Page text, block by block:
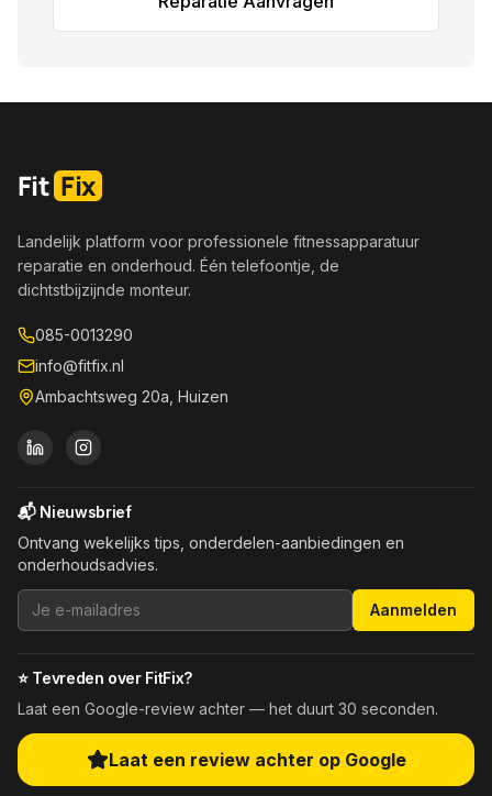
Fit Fix
Landelijk platform voor professionele fitnessapparatuur
reparatie en onderhoud. Één telefoontje, de
dichtstbijzijnde monteur.
085-0013290
info@fitfix.nl
Ambachtsweg 20a, Huizen
📬 Nieuwsbrief
Ontvang wekelijks tips, onderdelen-aanbiedingen en
onderhoudsadvies.
Aanmelden
⭐ Tevreden over FitFix?
Laat een Google-review achter — het duurt 30 seconden.
Laat een review achter op Google